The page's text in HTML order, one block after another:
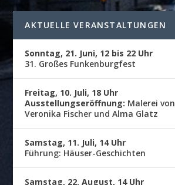
AKTUELLE VERANSTALTUNGEN
Sonntag, 21. Juni, 12 bis 22 Uhr
31. Großes Funkenburgfest
Freitag, 10. Juli, 18 Uhr
Ausstellungseröffnung: Malerei von
Veronika Fischer und Alma Glatz
Samstag, 11. Juli, 14 Uhr
Führung: Häuser-Geschichten
Samstag, 22. August, 14 Uhr